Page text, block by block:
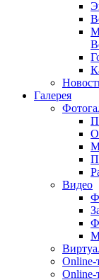
Галерея
Видео
Online-
Online-